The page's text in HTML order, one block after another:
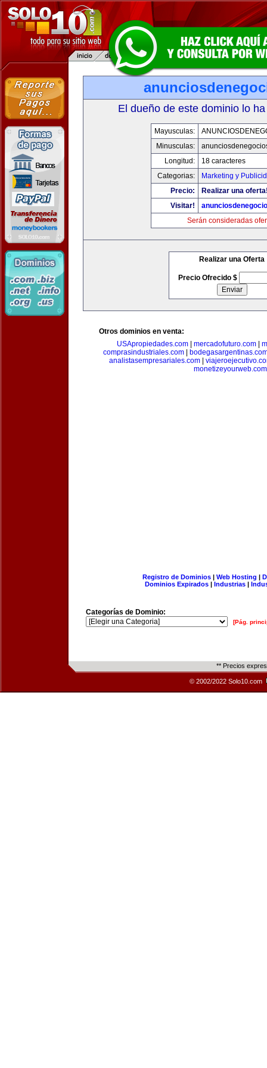
El dueño de este dominio lo
Mayusculas:
Minusculas:
Longitud:
18 caracteres
Categorias:
Marketing y
Precio:
Realizar una
Visitar!
Serán consideradas
Realizar una Oferta
Precio Ofrecido $
Otros dominios en venta:
USApropiedades.com| mercadofuturo.com|
comprasindustriales.com
analistasempresariales.com
monetizeyourweb.com
Registro de Dominios| Web Hosting |
Dominios Expirados | Industrias |
Categorías de Dominio:
[Pág.
** Precios
© 2002/2022 Solo10.com